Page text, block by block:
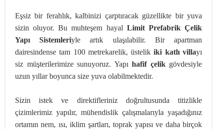
Eşsiz bir ferahlık, kalbinizi çarptıracak güzellikte bir yuva
sizin oluyor. Bu muhteşem hayal Limit Prefabrik Çelik
Yapı Sistemleriyle artık ulaşılabilir. Bir apartman
dairesindense tam 100 metrekarelik, üstelikiki katlı villayı
siz müşterilerimize sunuyoruz. Yapı hafif çelikgövdesiyle
uzun yıllar boyunca size yuva olabilmektedir.
Sizin istek ve direktifleriniz doğrultusunda titizlikle
çizimlerimiz yapılır, mühendislik çalışmalarıyla yaşadığınız
ortamın nem, ısı, iklim şartları, toprak yapısı ve daha birçok